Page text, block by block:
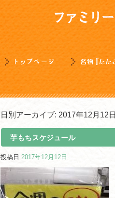
日別アーカイブ: 2017年12月12日
芋もちスケジュール
投稿日 2017年12月12日